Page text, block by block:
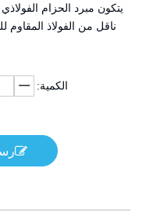
يتكون مبرد الحزام
ناقل من الفولاذ المقاوم
الكمية: